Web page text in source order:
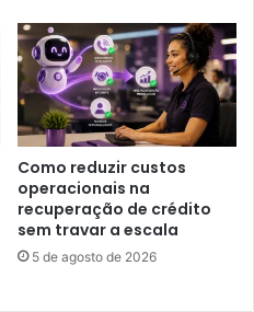
Como reduzir custos
operacionais na
recuperação de crédito
sem travar a escala
5 de agosto de 2026